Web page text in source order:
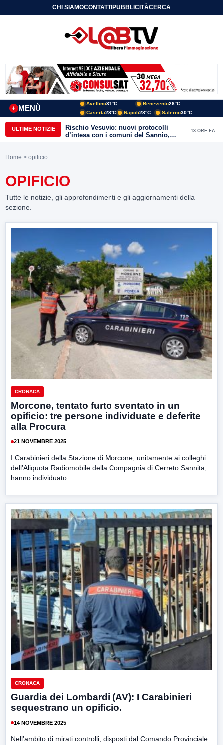
CHI SIAMOCONTATTIPUBBLICITÀCERCA
MENÙ
+
Avellino31°C Benevento26°C
Caserta28°C Napoli28°C Salerno30°C
ULTIME NOTIZIE
Rischio Vesuvio: nuovi protocolli
d’intesa con i comuni del Sannio,
firmato il protocollo con Arpaise
13 ORE FA
Home > opificio
OPIFICIO
Tutte le notizie, gli approfondimenti e gli aggiornamenti della
sezione.
CRONACA
Morcone, tentato furto sventato in un
opificio: tre persone individuate e deferite
alla Procura
21 NOVEMBRE 2025
I Carabinieri della Stazione di Morcone, unitamente ai colleghi
dell’Aliquota Radiomobile della Compagnia di Cerreto Sannita,
hanno individuato...
CRONACA
Guardia dei Lombardi (AV): I Carabinieri
sequestrano un opificio.
14 NOVEMBRE 2025
Nell’ambito di mirati controlli, disposti dal Comando Provinciale